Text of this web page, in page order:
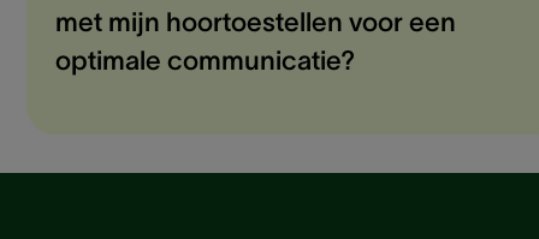
met mijn hoortoestellen voor een
optimale communicatie?